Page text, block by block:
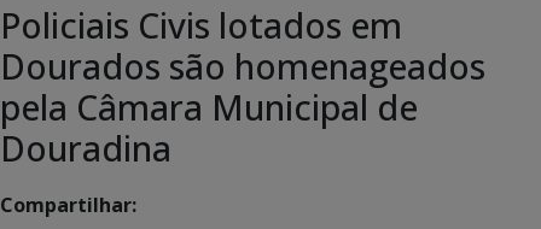
Policiais Civis lotados em
Dourados são homenageados
pela Câmara Municipal de
Douradina
Compartilhar: